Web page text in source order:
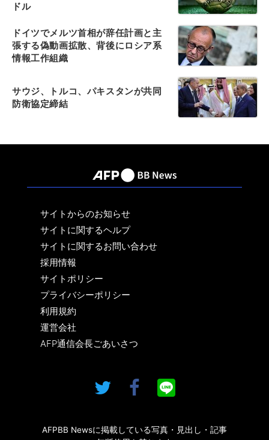
ドル
ドイツでメルツ首相が辞任計画と主
張する偽動画拡散、背後にロシア系
情報工作組織
サウジ、トルコ、パキスタンが共同
防衛協定締結
サイトからのお知らせ
サイトに関するヘルプ
サイトに関するお問い合わせ
採用情報
サイトポリシー
プライバシーポリシー
利用規約
運営会社
AFP通信会長ごあいさつ
AFPBB Newsに掲載している写真・見出し・記事